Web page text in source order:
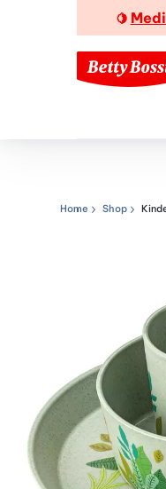
🍋
Home Shop